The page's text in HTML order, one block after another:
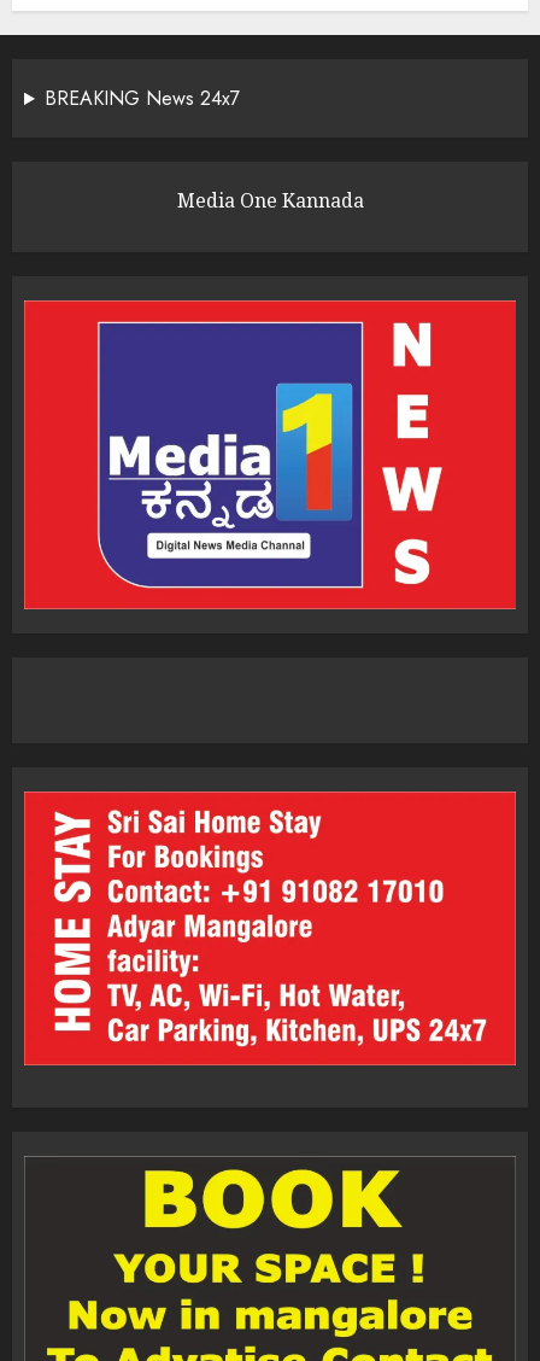
BREAKING News 24x7
Media One Kannada